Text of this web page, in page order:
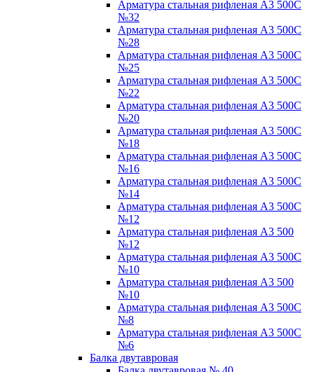
Арматура стальная рифленая А3 500С
№32
Арматура стальная рифленая А3 500С
№28
Арматура стальная рифленая А3 500С
№25
Арматура стальная рифленая А3 500С
№22
Арматура стальная рифленая А3 500С
№20
Арматура стальная рифленая А3 500С
№18
Арматура стальная рифленая А3 500С
№16
Арматура стальная рифленая А3 500С
№14
Арматура стальная рифленая А3 500С
№12
Арматура стальная рифленая А3 500
№12
Арматура стальная рифленая А3 500С
№10
Арматура стальная рифленая А3 500
№10
Арматура стальная рифленая А3 500С
№8
Арматура стальная рифленая А3 500С
№6
Балка двутавровая